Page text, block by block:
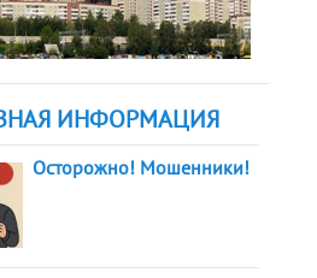
ИНФОРМАЦИЯ
Осторожно! Мошенники!